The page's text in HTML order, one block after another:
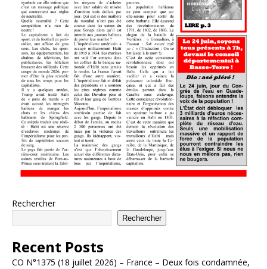
Rechercher
Rechercher
Recent Posts
CO N°1375 (18 juillet 2026) – France – Deux fois condamnée,